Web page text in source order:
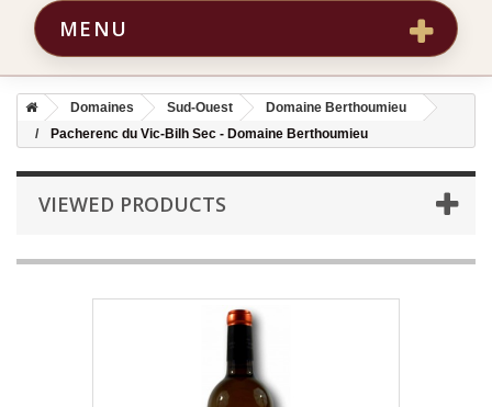
MENU
Domaines Sud-Ouest
Domaine Berthoumieu
Pacherenc du Vic-Bilh Sec - Domaine Berthoumieu
VIEWED PRODUCTS